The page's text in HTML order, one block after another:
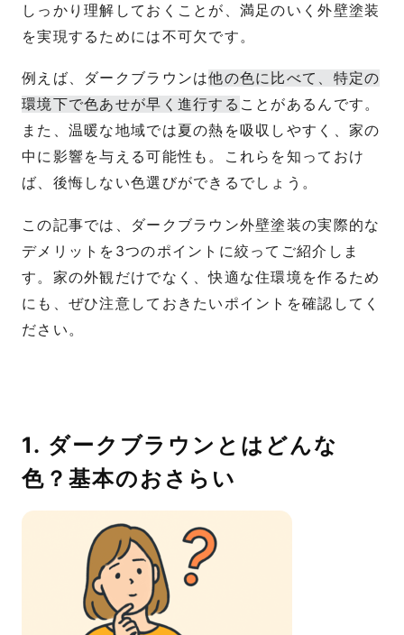
しっかり理解しておくことが、満足のいく外壁塗装
を実現するためには不可欠です。
例えば、ダークブラウンは他の色に比べて、特定の
環境下で色あせが早く進行する ことがあるんです。
また、温暖な地域では夏の熱を吸収しやすく、家の
中に影響を与える可能性も。これらを知っておけ
ば、後悔しない色選びができるでしょう。
この記事では、ダークブラウン外壁塗装の実際的な
デメリットを3つのポイントに絞ってご紹介しま
す。家の外観だけでなく、快適な住環境を作るため
にも、ぜひ注意しておきたいポイントを確認してく
ださい。
1. ダークブラウンとはどんな
色？基本のおさらい